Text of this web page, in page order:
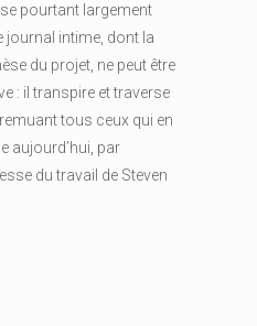
pourtant largement
journal intime, dont la
du projet, ne peut être
: il transpire et traverse
tous ceux qui en
aujourd’hui, par
du travail de Steven